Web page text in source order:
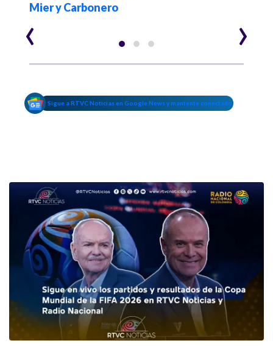
Mier y Carbonero
‹ ›
Sigue a RTVC Noticias en Google News y mantente conectado